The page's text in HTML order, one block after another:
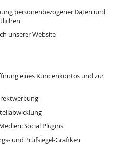
personenbezogener Daten und
unserer Website
eines Kundenkontos und zur
Social Plugins
und Prüfsiegel-Grafiken